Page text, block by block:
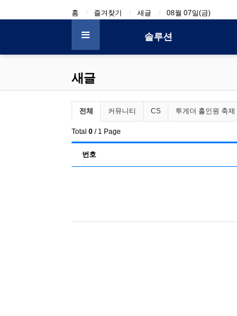
홈 즐겨찾기 새글 08월 07일(금)
솔루션
새글
전체게시물 그룹 목록
전체 커뮤니티 CS 투게더 홀인원 축제
Total 0 / 1 Page
번호